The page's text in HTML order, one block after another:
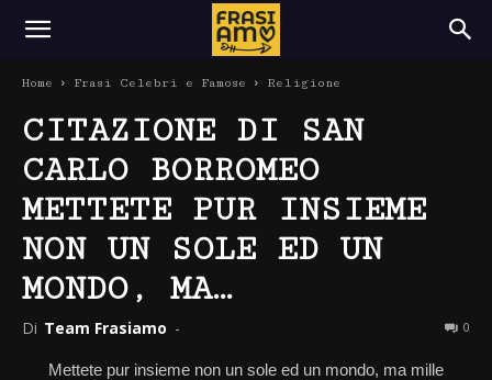
Home Frasi Celebri e Famose Religione
CITAZIONE DI SAN
CARLO BORROMEO
METTETE PUR INSIEME
NON UN SOLE ED UN
MONDO, MA…
Di Team Frasiamo - 0
Mettete pur insieme non un sole ed un mondo, ma mille